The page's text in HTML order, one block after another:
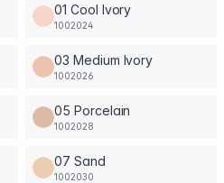
01 Cool Ivory
1002024
03 Medium Ivory
1002026
05 Porcelain
1002028
07 Sand
1002030